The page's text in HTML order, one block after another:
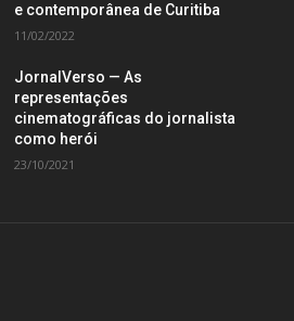
e contemporânea de Curitiba
11/02/2022
JornalVerso — As
representações
cinematográficas do jornalista
como herói
23/10/2021